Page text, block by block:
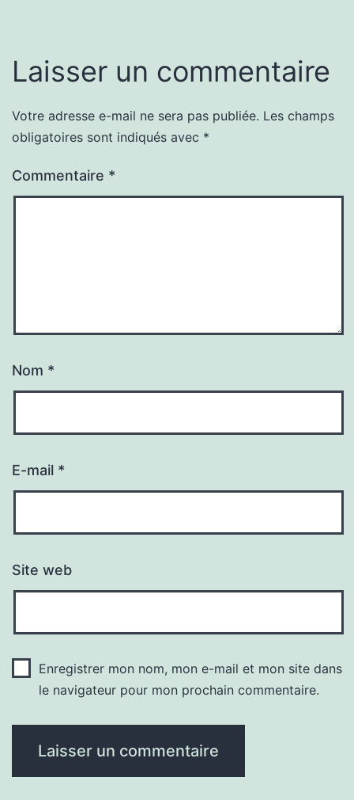
Laisser un commentaire
Votre adresse e-mail ne sera pas publiée. Les champs
obligatoires sont indiqués avec *
Commentaire *
Nom *
E-mail *
Site web
Enregistrer mon nom, mon e-mail et mon site dans
le navigateur pour mon prochain commentaire.